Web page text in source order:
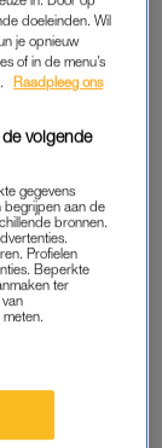
het EK
nieuws
gereden. Dat
zicht,
leven”, zei de
hoe het met
goed” met
Het is echt
doeleinden. Wil
je opnieuw
of in de menu’s
Raadpleeg ons
volgende
gegevens
begrijpen aan de
bronnen.
Profielen
Beperkte
ter